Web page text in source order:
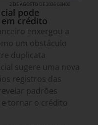
2 DE AGOSTO DE 2026 08H00
pode
crédito
enxergou a
um obstáculo
duplicata
sugere uma nova
registros das
padrões
e tornar o crédito